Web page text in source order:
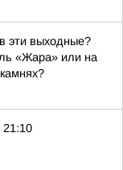
эти выходные?
«Жара» или на
21:10